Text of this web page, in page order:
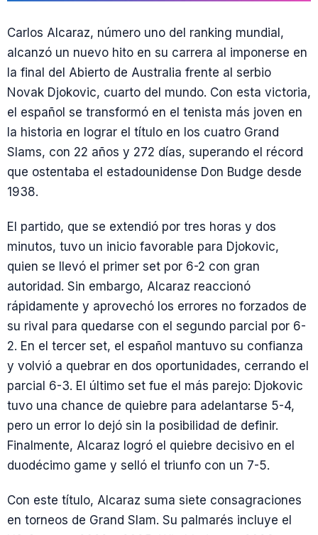
Carlos Alcaraz, número uno del ranking mundial,
alcanzó un nuevo hito en su carrera al imponerse en
la final del Abierto de Australia frente al serbio
Novak Djokovic, cuarto del mundo. Con esta victoria,
el español se transformó en el tenista más joven en
la historia en lograr el título en los cuatro Grand
Slams, con 22 años y 272 días, superando el récord
que ostentaba el estadounidense Don Budge desde
1938.
El partido, que se extendió por tres horas y dos
minutos, tuvo un inicio favorable para Djokovic,
quien se llevó el primer set por 6-2 con gran
autoridad. Sin embargo, Alcaraz reaccionó
rápidamente y aprovechó los errores no forzados de
su rival para quedarse con el segundo parcial por 6-
2. En el tercer set, el español mantuvo su confianza
y volvió a quebrar en dos oportunidades, cerrando el
parcial 6-3. El último set fue el más parejo: Djokovic
tuvo una chance de quiebre para adelantarse 5-4,
pero un error lo dejó sin la posibilidad de definir.
Finalmente, Alcaraz logró el quiebre decisivo en el
duodécimo game y selló el triunfo con un 7-5.
Con este título, Alcaraz suma siete consagraciones
en torneos de Grand Slam. Su palmarés incluye el